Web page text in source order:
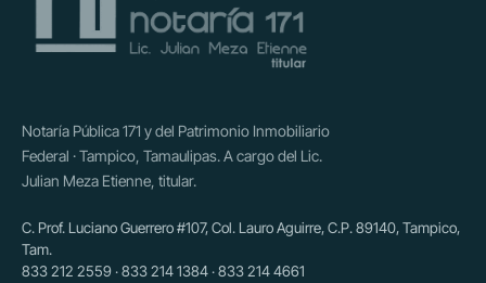
Notaría Pública 171 y del Patrimonio Inmobiliario
Federal · Tampico, Tamaulipas. A cargo del Lic.
Julian Meza Etienne, titular.
C. Prof. Luciano Guerrero #107, Col. Lauro Aguirre, C.P. 89140, Tampico,
Tam.
833 212 2559 · 833 214 1384 · 833 214 4661